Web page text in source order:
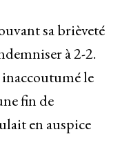
sa brièveté
à 2-2.
le
fin de
en auspice